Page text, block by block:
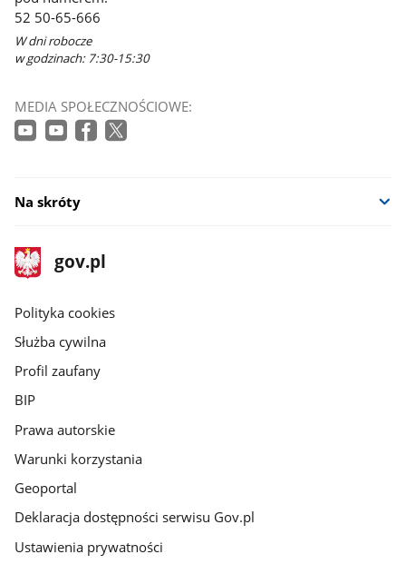
nowym
oknie
52 50-65-666
W dni robocze
w godzinach: 7:30-15:30
MEDIA SPOŁECZNOŚCIOWE:
Na skróty
stopka
gov.pl
Strona
gov.pl
gov.pl
Polityka cookies
Służba cywilna
Profil zaufany
BIP
Prawa autorskie
Warunki korzystania
Geoportal
Deklaracja dostępności serwisu Gov.pl
Ustawienia prywatności